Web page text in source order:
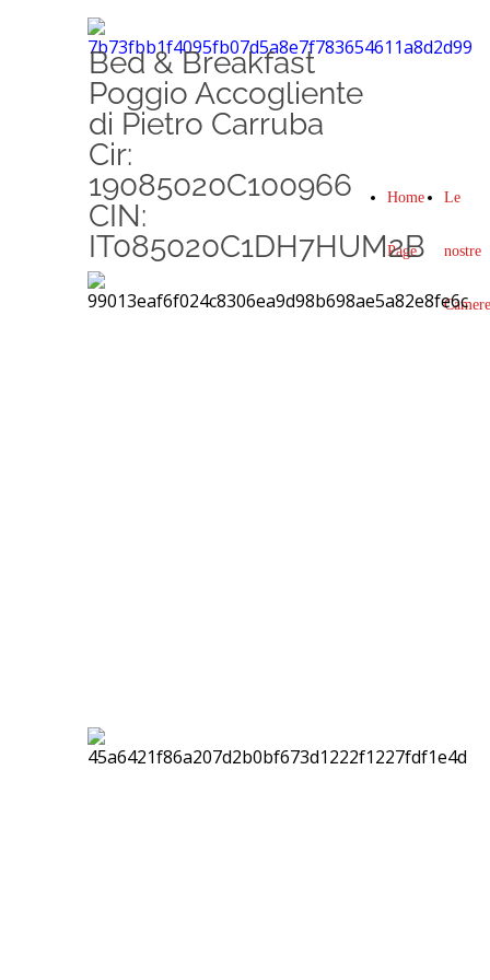
Home
Page
Le
nostre
Camere
Bed & Breakfast
Poggio Accogliente
di Pietro Carruba
Cir:
19085020C100966
CIN:
IT085020C1DH7HUM2B